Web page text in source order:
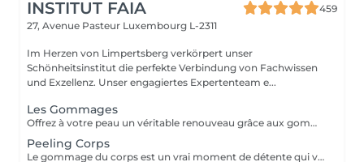
INSTITUT FAIA
459
27, Avenue Pasteur Luxembourg L-2311
Im Herzen von Limpertsberg verkörpert unser
Schönheitsinstitut die perfekte Verbindung von Fachwissen
und Exzellenz. Unser engagiertes Expertenteam e...
Les Gommages
Offrez à votre peau un véritable renouveau grâce aux gommages corps Gemology. Enrichis en extraits minéraux précieux et en ingrédients naturels, ils exfolient en douceur, éliminent les cellules mortes et révèlent l'éclat de la peau. Leur texture sensorielle et leurs parfums délicats transforment l'exfoliation en un rituel de bien-être luxueux. Résultat : une peau lisse, douce, parfaitement préparée à recevoir les soins suivants.
Peeling Corps
Le gommage du corps est un vrai moment de détente qui va permettre à la peau de se débarrasser de ses inégalités et de retrouver une peau toute douce. Ce soin est parfait juste avant d'aller au soleil pour permettre à la peau de mieux bronzer.